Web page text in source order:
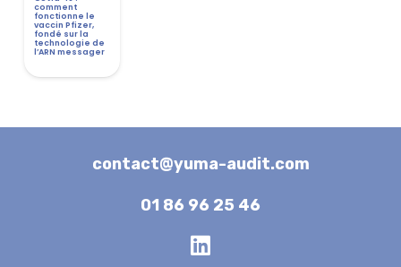
comment
fonctionne le
vaccin Pfizer,
fondé sur la
technologie de
l’ARN messager
01 86 96 25 46
contact@yuma-audit.com